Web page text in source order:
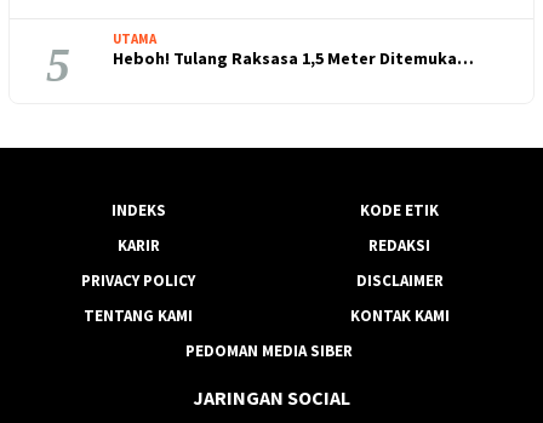
5 UTAMA
Heboh! Tulang Raksasa 1,5 Meter Ditemuka…
INDEKS
KODE ETIK
KARIR
REDAKSI
PRIVACY POLICY
DISCLAIMER
TENTANG KAMI
KONTAK KAMI
PEDOMAN MEDIA SIBER
JARINGAN SOCIAL